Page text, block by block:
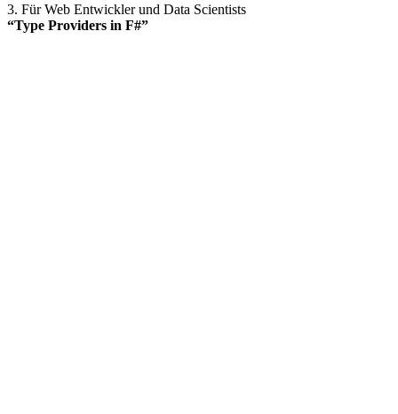
3. Für Web Entwickler und Data Scientists
“Type Providers in F#”